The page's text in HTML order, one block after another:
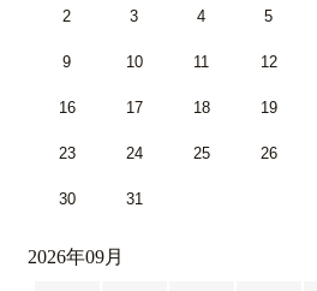
2 3 4 5
9 10 11 12
16 17 18 19
23 24 25 26
30 31
2026年09月